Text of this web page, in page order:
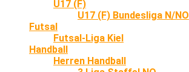
U17 (F)
U17 (F) Bundesliga N/NO
Futsal
Futsal-Liga Kiel
Handball
Herren Handball